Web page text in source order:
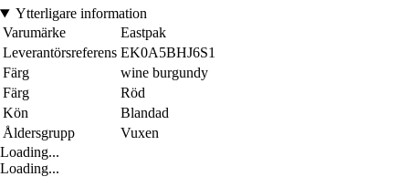
Ytterligare information
Varumärke
Eastpak
Leverantörsreferens EK0A5BHJ6S1
Färg
wine burgundy
Färg
Röd
Kön
Blandad
Åldersgrupp
Vuxen
Loading...
Loading...